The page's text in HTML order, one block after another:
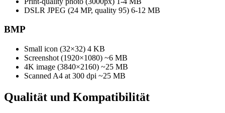
DSLR JPEG (24 MP, quality 95) 6-12 MB
BMP
Small icon (32×32) 4 KB
Screenshot (1920×1080) ~6 MB
4K image (3840×2160) ~25 MB
Scanned A4 at 300 dpi ~25 MB
Qualität und Kompatibilität